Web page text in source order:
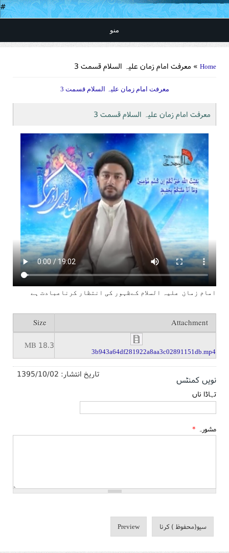
#
منو
Home » معرفت امام زمان علیہ السلام قسمت 3
معرفت امام زمان علیہ السلام قسمت 3
معرفت امام زمان علیہ السلام قسمت 3
امام زمان علیہ السلام کےظہور کی انتظار کرناعبادت ہے
Attachment
Size
3b943a64df281922a8aa3c02891151db.mp4
18.3 MB
تاریخ انتشار: 1395/10/02 نویں کمنٹس
تہاڈا ناں
مشورہ *